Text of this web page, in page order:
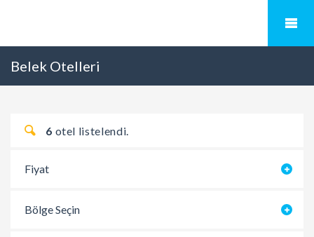
Belek Otelleri
6 otel listelendi.
Fiyat
Bölge Seçin